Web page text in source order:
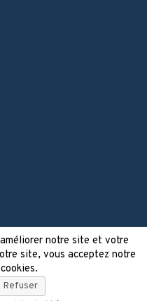
notre site et votre
site, vous acceptez notre
Refuser